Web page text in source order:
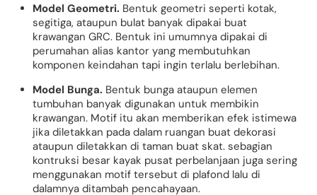
Model Geometri. Bentuk geometri seperti kotak,
segitiga, ataupun bulat banyak dipakai buat
krawangan GRC. Bentuk ini umumnya dipakai di
perumahan alias kantor yang membutuhkan
komponen keindahan tapi ingin terlalu berlebihan.
Model Bunga. Bentuk bunga ataupun elemen
tumbuhan banyak digunakan untuk membikin
krawangan. Motif itu akan memberikan efek istimewa
jika diletakkan pada dalam ruangan buat dekorasi
ataupun diletakkan di taman buat skat. sebagian
kontruksi besar kayak pusat perbelanjaan juga sering
menggunakan motif tersebut di plafond lalu di
dalamnya ditambah pencahayaan.